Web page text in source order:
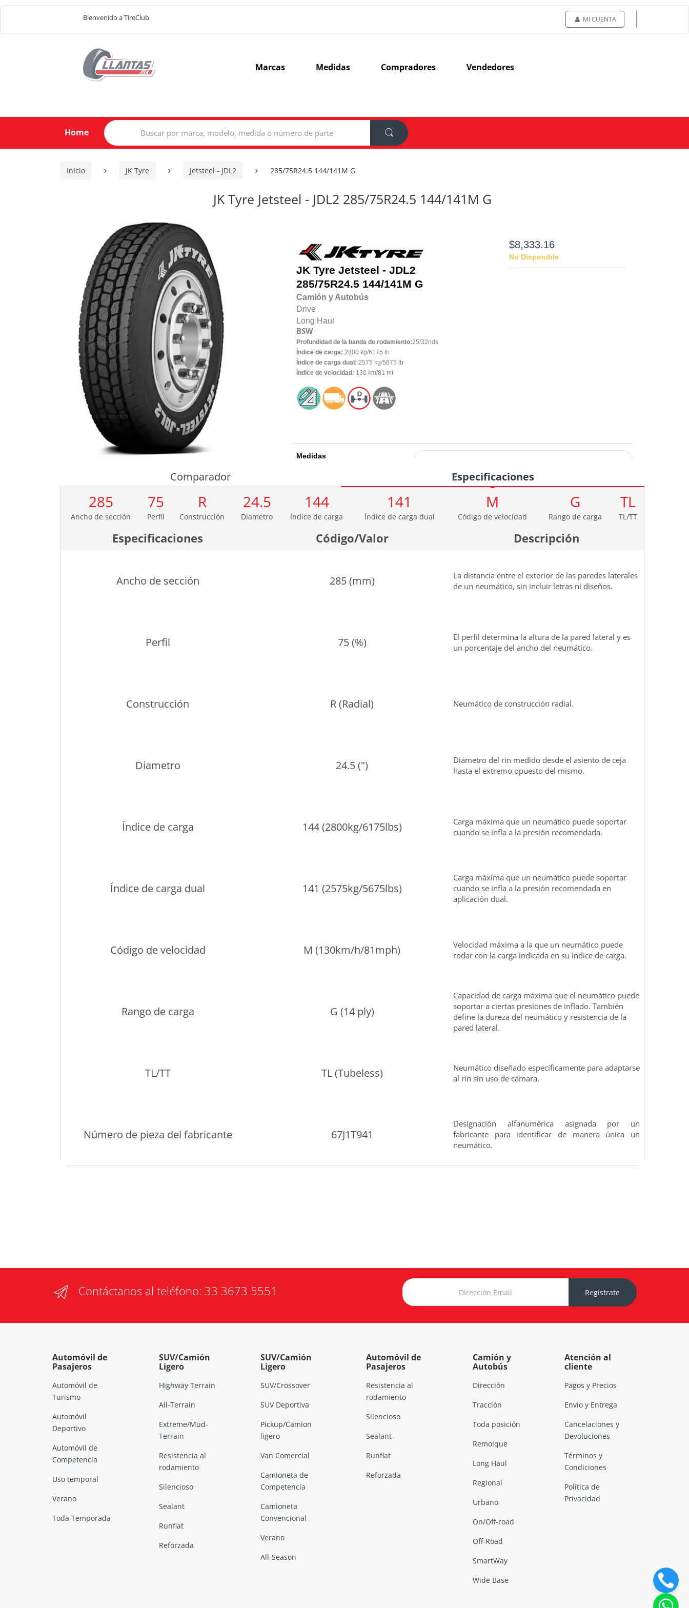
Bienvenido a TireClub MI CUENTA
Marcas Medidas Compradores Vendedores
Home
Search
for:
Inicio JK Tyre Jetsteel - JDL2 285/75R24.5 144/141M G
JK Tyre Jetsteel - JDL2 285/75R24.5 144/141M G
JK Tyre Jetsteel - JDL2
285/75R24.5 144/141M G
Camión y Autobús
Drive
Long Haul
BSW
Profundidad de la banda de rodamiento:25/32nds
Índice de carga: 2800 kg/6175 lb
Índice de carga dual: 2575 kg/5675 lb
Índice de velocidad: 130 km/81 mi
$8,333.16
No Disponible
Medidas
Comparador Especificaciones
285
Ancho de sección
75
Perfil
R
Construcción
24.5
Diametro
144
Índice de carga
141
Índice de carga dual
M
Código de velocidad
G
Rango de carga
TL
TL/TT
Especificaciones Código/Valor Descripción
Ancho de sección 285 (mm)
La distancia entre el exterior de las paredes laterales
de un neumático, sin incluir letras ni diseños.
Perfil 75 (%)
El perfil determina la altura de la pared lateral y es
un porcentaje del ancho del neumático.
Construcción R (Radial) Neumático de construcción radial.
Diametro 24.5 (")
Diámetro del rin medido desde el asiento de ceja
hasta el extremo opuesto del mismo.
Índice de carga 144 (2800kg/6175lbs)
Carga máxima que un neumático puede soportar
cuando se infla a la presión recomendada.
Índice de carga dual 141 (2575kg/5675lbs)
Carga máxima que un neumático puede soportar
cuando se infla a la presión recomendada en
aplicación dual.
Código de velocidad M (130km/h/81mph)
Velocidad máxima a la que un neumático puede
rodar con la carga indicada en su índice de carga.
Rango de carga G (14 ply)
Capacidad de carga máxima que el neumático puede
soportar a ciertas presiones de inflado. También
define la dureza del neumático y resistencia de la
pared lateral.
TL/TT TL (Tubeless)
Neumático diseñado específicamente para adaptarse
al rin sin uso de cámara.
Número de pieza del fabricante 67J1T941
Designación alfanumérica asignada por un
fabricante para identificar de manera única un
neumático.
Contáctanos al teléfono: 33 3673 5551 Regístrate
Automóvil de
Pasajeros
Automóvil de
Turismo
Automóvil
Deportivo
Automóvil de
Competencia
Uso temporal
Verano
Toda Temporada
SUV/Camión
Ligero
Highway Terrain
All-Terrain
Extreme/Mud-
Terrain
Resistencia al
rodamiento
Silencioso
Sealant
Runflat
Reforzada
SUV/Camión
Ligero
SUV/Crossover
SUV Deportiva
Pickup/Camion
ligero
Van Comercial
Camioneta de
Competencia
Camioneta
Convencional
Verano
All-Season
Automóvil de
Pasajeros
Resistencia al
rodamiento
Silencioso
Sealant
Runflat
Reforzada
Camión y
Autobús
Dirección
Tracción
Toda posición
Remolque
Long Haul
Regional
Urbano
On/Off-road
Off-Road
SmartWay
Wide Base
Atención al
cliente
Pagos y Precios
Envio y Entrega
Cancelaciones y
Devoluciones
Términos y
Condiciones
Política de
Privacidad